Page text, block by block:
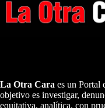
La Otra Cara es un Portal
objetivo es investigar,
equitativa, analítica, con